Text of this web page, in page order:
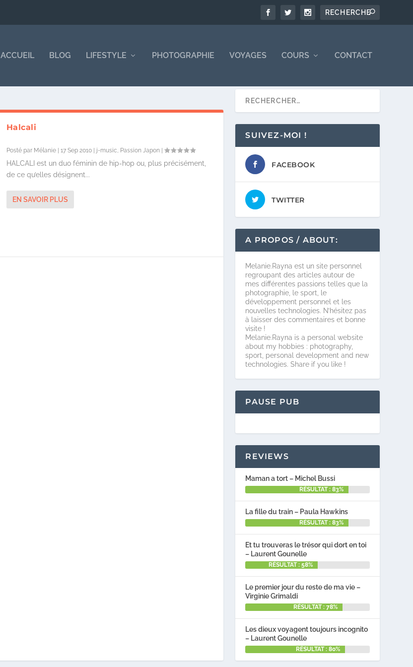
ACCUEIL BLOG LIFESTYLE PHOTOGRAPHIE VOYAGES COURS CONTACT
Halcali
Posté par Mélanie| 17 Sep 2010| j-music, Passion Japon |
HALCALI est un duo féminin de hip-hop ou, plus précisément,
de ce qu’elles désignent...
EN SAVOIR PLUS
SUIVEZ-MOI !
FACEBOOK
TWITTER
A PROPOS / ABOUT:
Melanie.Rayna est un site personnel
regroupant des articles autour de
mes différentes passions telles que la
photographie, le sport, le
développement personnel et les
nouvelles technologies. N’hésitez pas
à laisser des commentaires et bonne
visite !
Melanie.Rayna is a personal website
about my hobbies : photography,
sport, personal development and new
technologies. Share if you like !
PAUSE PUB
REVIEWS
Maman a tort – Michel Bussi
RÉSULTAT : 83%
La fille du train – Paula Hawkins
RÉSULTAT : 83%
Et tu trouveras le trésor qui dort en toi
– Laurent Gounelle
RÉSULTAT : 58%
Le premier jour du reste de ma vie –
Virginie Grimaldi
RÉSULTAT : 78%
Les dieux voyagent toujours incognito
– Laurent Gounelle
RÉSULTAT : 80%